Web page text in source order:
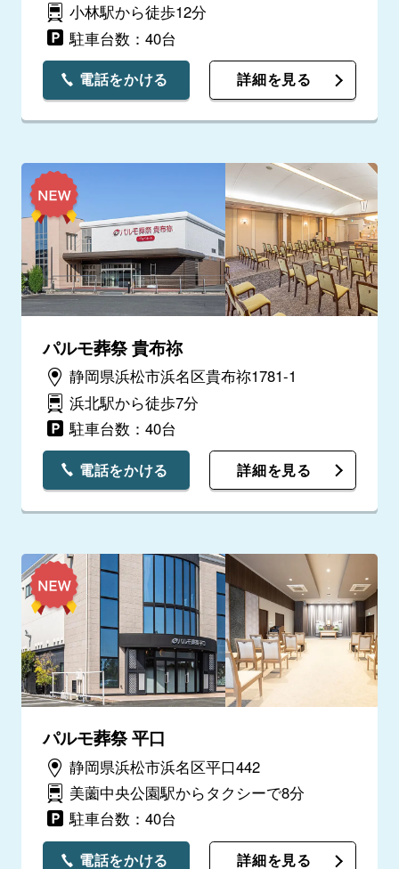
小林駅から徒歩12分
駐車台数：40台
電話をかける 詳細を見る
パルモ葬祭 貴布祢
静岡県浜松市浜名区貴布祢1781-1
浜北駅から徒歩7分
駐車台数：40台
電話をかける 詳細を見る
パルモ葬祭 平口
静岡県浜松市浜名区平口442
美薗中央公園駅からタクシーで8分
駐車台数：40台
電話をかける 詳細を見る